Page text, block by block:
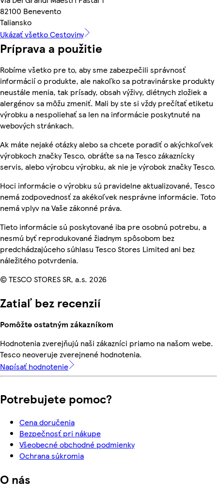
82100 Benevento
Taliansko
Ukázať všetko Cestoviny
Príprava a použitie
Robíme všetko pre to, aby sme zabezpečili správnosť
informácií o produkte, ale nakoľko sa potravinárske produkty
neustále menia, tak prísady, obsah výživy, diétnych zložiek a
alergénov sa môžu zmeniť. Mali by ste si vždy prečítať etiketu
výrobku a nespoliehať sa len na informácie poskytnuté na
webových stránkach.
Ak máte nejaké otázky alebo sa chcete poradiť o akýchkoľvek
výrobkoch značky Tesco, obráťte sa na Tesco zákaznícky
servis, alebo výrobcu výrobku, ak nie je výrobok značky Tesco.
Hoci informácie o výrobku sú pravidelne aktualizované, Tesco
nemá zodpovednosť za akékoľvek nesprávne informácie. Toto
nemá vplyv na Vaše zákonné práva.
Tieto informácie sú poskytované iba pre osobnú potrebu, a
nesmú byť reprodukované žiadnym spôsobom bez
predchádzajúceho súhlasu Tesco Stores Limited ani bez
náležitého potvrdenia.
© TESCO STORES SR, a.s. 2026
Zatiaľ bez recenzií
Pomôžte ostatným zákazníkom
Hodnotenia zverejňujú naši zákazníci priamo na našom webe.
Tesco neoveruje zverejnené hodnotenia.
Napísať hodnotenie
Potrebujete pomoc?
Cena doručenia
Bezpečnosť pri nákupe
Všeobecné obchodné podmienky
Ochrana súkromia
O nás